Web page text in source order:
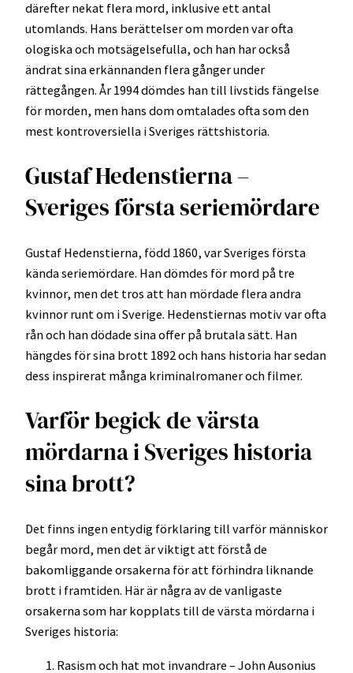
därefter nekat flera mord, inklusive ett antal
utomlands. Hans berättelser om morden var ofta
ologiska och motsägelsefulla, och han har också
ändrat sina erkännanden flera gånger under
rättegången. År 1994 dömdes han till livstids fängelse
för morden, men hans dom omtalades ofta som den
mest kontroversiella i Sveriges rättshistoria.
Gustaf Hedenstierna –
Sveriges första seriemördare
Gustaf Hedenstierna, född 1860, var Sveriges första
kända seriemördare. Han dömdes för mord på tre
kvinnor, men det tros att han mördade flera andra
kvinnor runt om i Sverige. Hedenstiernas motiv var ofta
rån och han dödade sina offer på brutala sätt. Han
hängdes för sina brott 1892 och hans historia har sedan
dess inspirerat många kriminalromaner och filmer.
Varför begick de värsta
mördarna i Sveriges historia
sina brott?
Det finns ingen entydig förklaring till varför människor
begår mord, men det är viktigt att förstå de
bakomliggande orsakerna för att förhindra liknande
brott i framtiden. Här är några av de vanligaste
orsakerna som har kopplats till de värsta mördarna i
Sveriges historia:
Rasism och hat mot invandrare – John Ausonius